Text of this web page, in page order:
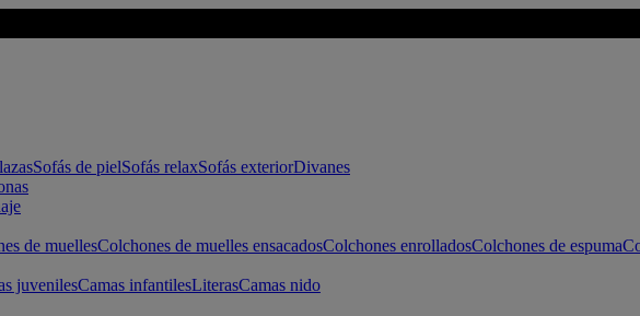
Sofás de pielSofás relaxSofás exteriorDivanes
de muellesColchones de muelles ensacadosColchones enrolladosColchones de espuma
juvenilesCamas infantilesLiterasCamas nido